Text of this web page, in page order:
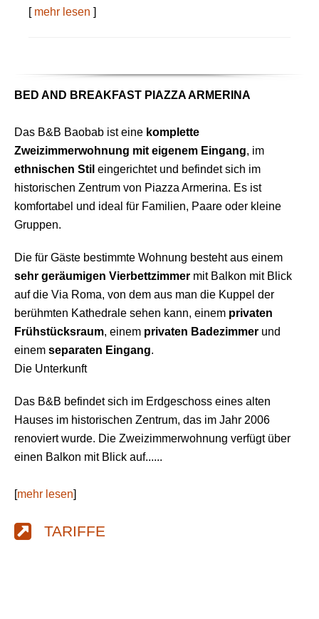
[ mehr lesen ]
BED AND BREAKFAST PIAZZA ARMERINA
Das B&B Baobab ist eine komplette
Zweizimmerwohnung mit eigenem Eingang, im
ethnischen Stil eingerichtet und befindet sich im
historischen Zentrum von Piazza Armerina. Es ist
komfortabel und ideal für Familien, Paare oder kleine
Gruppen.
Die für Gäste bestimmte Wohnung besteht aus einem
sehr geräumigen Vierbettzimmer mit Balkon mit Blick
auf die Via Roma, von dem aus man die Kuppel der
berühmten Kathedrale sehen kann, einem privaten
Frühstücksraum, einem privaten Badezimmer und
einem separaten Eingang.
Die Unterkunft
Das B&B befindet sich im Erdgeschoss eines alten
Hauses im historischen Zentrum, das im Jahr 2006
renoviert wurde. Die Zweizimmerwohnung verfügt über
einen Balkon mit Blick auf......
[mehr lesen]
TARIFFE